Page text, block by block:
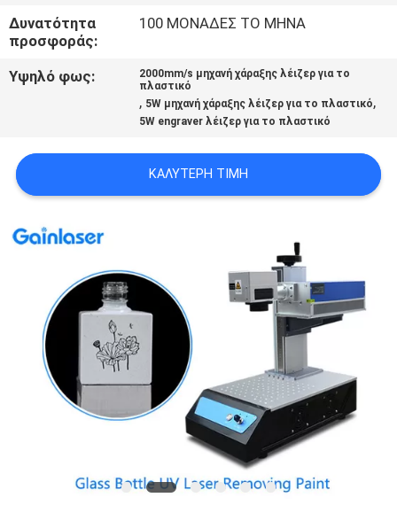
ΖΗΤΉΣΤΕ
ΈΝΑ
ΑΠΌΣΠΑΣΜΑ
PRIVACY
POLICY
Δυνατότητα
προσφοράς:
100 ΜΟΝΑΔΕΣ ΤΟ ΜΗΝΑ
Υψηλό φως:
2000mm/s μηχανή χάραξης λέιζερ για το
πλαστικό
, 5W μηχανή χάραξης λέιζερ για το πλαστικό,
5W engraver λέιζερ για το πλαστικό
ΚΑΛΎΤΕΡΗ ΤΙΜΉ